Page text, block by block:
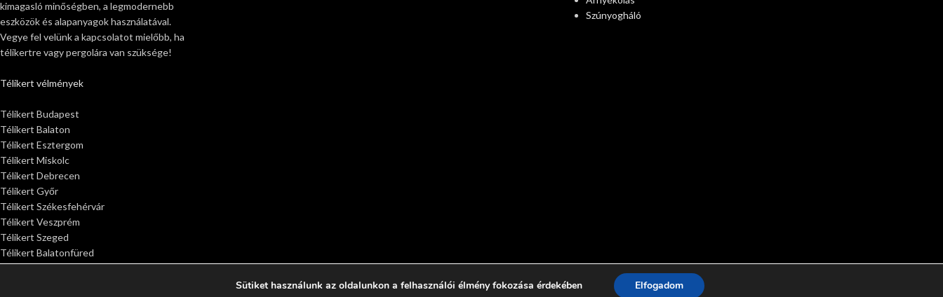
kimagasló minőségben, a legmodernebb
eszközök és alapanyagok használatával.
Vegye fel velünk a kapcsolatot mielőbb, ha
télikertre vagy pergolára van szüksége!
Télikert vélmények
Télikert Budapest
Télikert Balaton
Télikert Esztergom
Télikert Miskolc
Télikert Debrecen
Télikert Győr
Télikert Székesfehérvár
Télikert Veszprém
Télikert Szeged
Télikert Balatonfüred
Télikert Siófok
Szúnyogháló
Sütiket használunk az oldalunkon a felhasználói élmény fokozása érdekében Elfogadom